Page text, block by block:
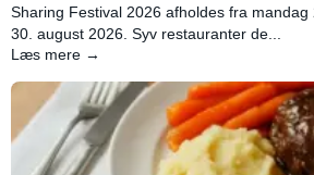
Sharing Festival 2026 afholdes fra
30. august 2026. Syv restauranter de...
Læs mere →